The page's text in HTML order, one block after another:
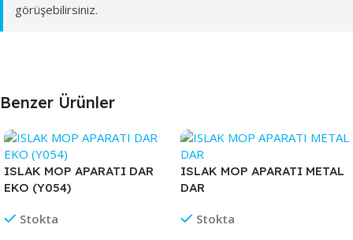
görüşebilirsiniz.
Benzer Ürünler
ISLAK MOP APARATI DAR
EKO (Y054)
Stokta
ISLAK MOP APARATI METAL
DAR
Stokta